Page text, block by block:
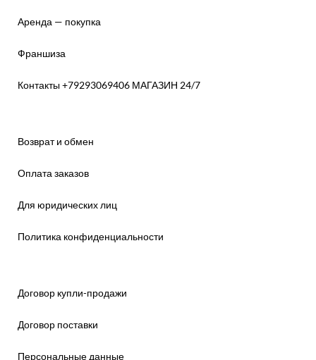
Аренда — покупка
Франшиза
Контакты +79293069406 МАГАЗИН 24/7
Возврат и обмен
Оплата заказов
Для юридических лиц
Политика конфиденциальности
Договор купли-продажи
Договор поставки
Персональные данные